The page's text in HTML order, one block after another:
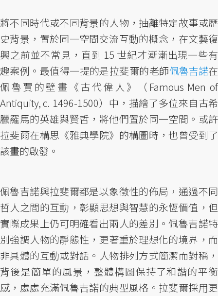
將不同時代或不同背景的人物，抽離特定故事或歷
史背景，置於同一空間交流互動的概念，在文藝復
興之前並不常見，直到 15 世紀才漸漸出現一些有
趣案例。最值得一提的是拉斐爾的老師佩魯吉諾在
佩魯賈的壁畫《古代偉人》（Famous Men of
Antiquity, c. 1496-1500）中，描繪了多位來自古希
臘羅馬的英雄與賢哲，將他們置於同一空間。或許
拉斐爾在構思《雅典學院》的構圖時，也曾受到了
該畫的啟發。
佩魯吉諾與拉斐爾都是以象徵性的佈局，通過不同
哲人之間的互動，彰顯思想與智慧的永恆價值，但
實際成果上仍可明確看出兩人的差別。佩魯吉諾特
別強調人物的靜態性，更著重於理想化的境界，而
非具體的互動或對話。人物排列方式簡潔而對稱，
背後是簡單的風景，整體構圖保持了和諧的平衡
感，處處充滿佩魯吉諾的典型風格。拉斐爾採用更